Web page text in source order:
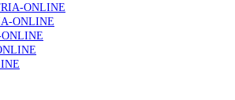
de rastreio do cancro do pulmão são
e representam um investimento
para os sistemas de saúde”
ONLINE
ONLINE